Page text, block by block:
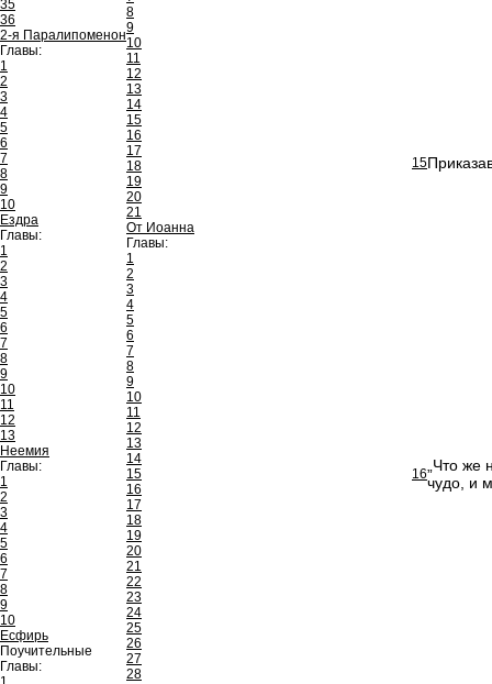
35
36
2-я Паралипоменон
Главы:
1
2
3
4
5
6
7
8
9
10
Ездра
Главы:
1
2
3
4
5
6
7
8
9
10
11
12
13
Неемия
Главы:
1
2
3
4
5
6
7
8
9
10
Есфирь
Поучительные
Главы:
8
9
10
11
12
13
14
15
16
17
18
19
20
21
От Иоанна
Главы:
1
2
3
4
5
6
7
8
9
10
11
12
13
14
15
16
17
18
19
20
21
22
23
24
25
26
27
28
15
16 „Что
чудо, и